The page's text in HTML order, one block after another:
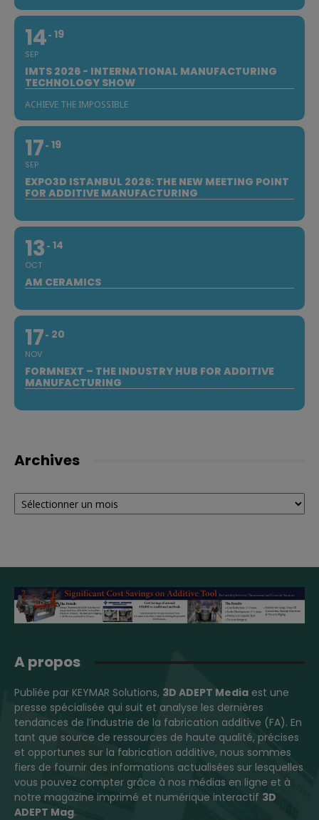
14
SEP
19
IMTS 2026 - INTERNATIONAL MANUFACTURING
TECHNOLOGY SHOW
ACHIEVE THE IMPOSSIBLE
17
SEP
19
EXPO3D ISTANBUL 2026: THE NEW MEETING POINT
FOR ADDITIVE MANUFACTURING
13
OCT
14
AM CERAMICS
17
NOV
20
FORMNEXT – THE INDUSTRY HUB FOR ADDITIVE
MANUFACTURING
Archives
Archives
A propos
Publiée par KEYMAR Solutions, 3D ADEPT Media est une
presse spécialisée qui suit et analyse les dernières
tendances de l’industrie de la fabrication additive (FA). En
tant que source de ressources de haute qualité, précises
et opportunes sur la fabrication additive, nous sommes
fiers de fournir des informations actualisées sur lesquelles
vous pouvez compter grâce à nos médias en ligne et à
notre magazine imprimé et numérique interactif 3D
ADEPT Mag.